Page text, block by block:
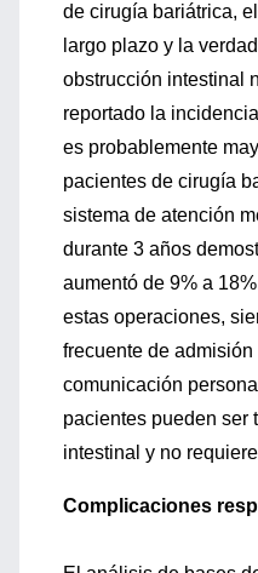
de cirugía bariátrica,
largo plazo y la
obstrucción intestinal
reportado la
es probablemente
pacientes de cirugía
sistema de atención
durante 3 años
aumentó de 9% a
estas operaciones,
frecuente de
comunicación
pacientes pueden ser
intestinal y no
Complicaciones